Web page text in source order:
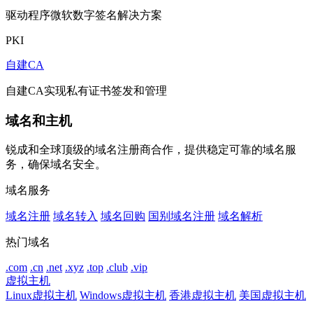
驱动程序微软数字签名解决方案
PKI
自建CA
自建CA实现私有证书签发和管理
域名和主机
锐成和全球顶级的域名注册商合作，提供稳定可靠的域名服
务，确保域名安全。
域名服务
域名注册 域名转入 域名回购 国别域名注册 域名解析
热门域名
.com .cn .net .xyz .top .club .vip
虚拟主机
Linux虚拟主机 Windows虚拟主机 香港虚拟主机 美国虚拟主机